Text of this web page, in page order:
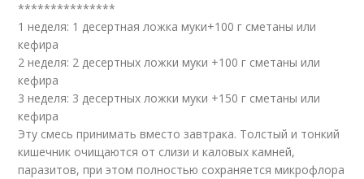
***************
1 неделя: 1 десертная ложка муки+100 г сметаны или
кефира
2 неделя: 2 десертных ложки муки +100 г сметаны или
кефира
3 неделя: 3 десертных ложки муки +150 г сметаны или
кефира
Эту смесь принимать вместо завтрака. Толстый и тонкий
кишечник очищаются от слизи и каловых камней,
паразитов, при этом полностью сохраняется микрофлора